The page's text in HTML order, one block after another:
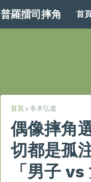
普羅擂司摔角 首
首頁 冬木弘道
偶像摔角
切都是孤
「男子